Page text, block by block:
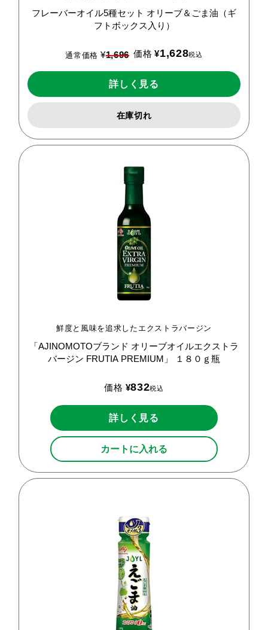
フレーバーオイル5種セット オリーブ＆ごま油（ギ
フトボックス入り）
通常価格 ¥1,696 価格 ¥1,628税込
詳しく見る
在庫切れ
鮮度と風味を追求したエクストラバージン
「AJINOMOTOブランド オリーブオイルエクストラ
バージン FRUTIA PREMIUM」 １８０ｇ瓶
価格 ¥832税込
詳しく見る
カートに入れる